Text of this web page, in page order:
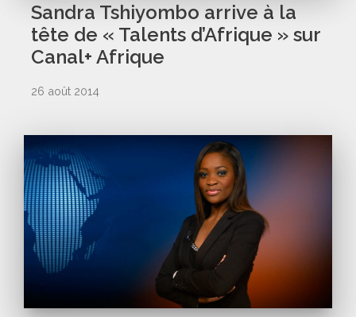
Sandra Tshiyombo arrive à la
tête de « Talents d’Afrique » sur
Canal+ Afrique
26 août 2014